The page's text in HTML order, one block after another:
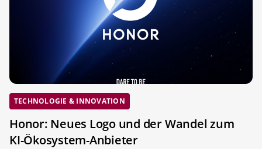
TECHNOLOGIE & INNOVATION
Honor: Neues Logo und der Wandel zum
KI-Ökosystem-Anbieter